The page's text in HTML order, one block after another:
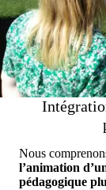
Nous
l’animation
pédagogique